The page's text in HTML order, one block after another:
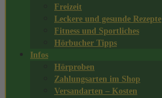
Freizeit
Leckere und gesunde Rezepte
Fitness und Sportliches
Hörbucher Tipps
Infos
Hörproben
Zahlungsarten im Shop
Versandarten – Kosten